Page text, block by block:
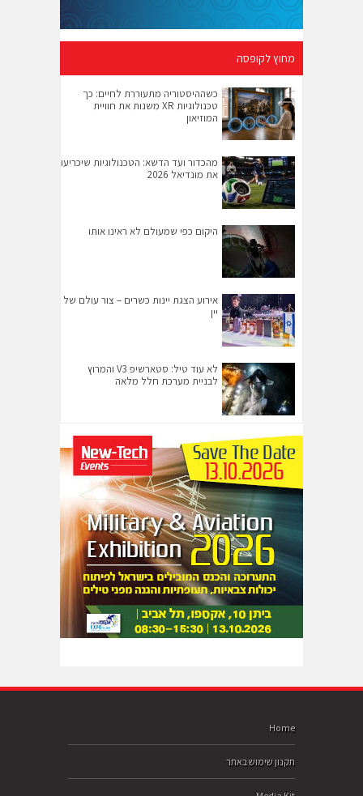
מחוץ לקופסה
כשההיסטוריה מתעוררת לחיים: כך
טכנולוגיות XR משנות את חוויית
המוזיאון
מהכדור ועד הדשא: הטכנולוגיות שיכריעו
את מונדיאל 2026
היקום כפי שמעולם לא ראינו אותו
אירוע הצגת יינות כשרים – צור עולם של
יין
לא עוד טיל: סטארשיפ V3 והמרוץ
לבניית מערכת חלל מלאה
Home
תקנון שימוש באתר